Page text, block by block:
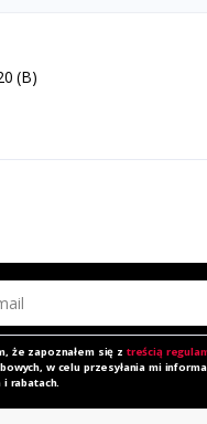
(B)
że zapoznałem się z treścią
w celu przesyłania mi
rabatach.